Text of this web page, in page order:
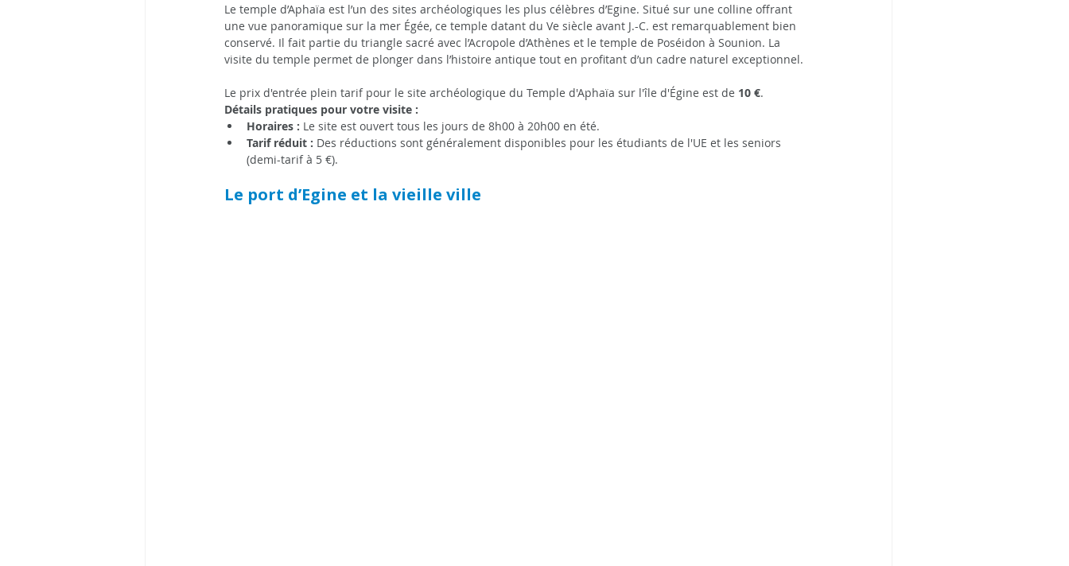
Le temple d’Aphaïa est l’un des sites archéologiques les plus célèbres d’Egine. Situé sur une colline offrant
une vue panoramique sur la mer Égée, ce temple datant du Ve siècle avant J.-C. est remarquablement bien
conservé. Il fait partie du triangle sacré avec l’Acropole d’Athènes et le temple de Poséidon à Sounion. La
visite du temple permet de plonger dans l’histoire antique tout en profitant d’un cadre naturel exceptionnel.
Le prix d'entrée plein tarif pour le site archéologique du Temple d'Aphaïa sur l'île d'Égine est de 10 €.
Détails pratiques pour votre visite :
Horaires : Le site est ouvert tous les jours de 8h00 à 20h00 en été.
Tarif réduit : Des réductions sont généralement disponibles pour les étudiants de l'UE et les seniors
(demi-tarif à 5 €).
Le port d’Egine et la vieille ville